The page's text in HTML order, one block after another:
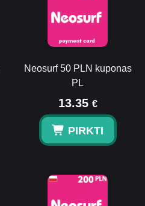
Neosurf 50 PLN kuponas
PL
13.35 €
PIRKTI